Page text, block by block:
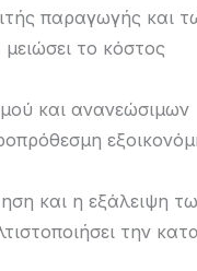
παραγωγής και
το κόστος
και ανανεώσιμων
και η εξάλειψη
την